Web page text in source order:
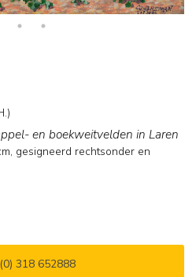
en boekweitvelden in Laren
gesigneerd rechtsonder en
318 652888